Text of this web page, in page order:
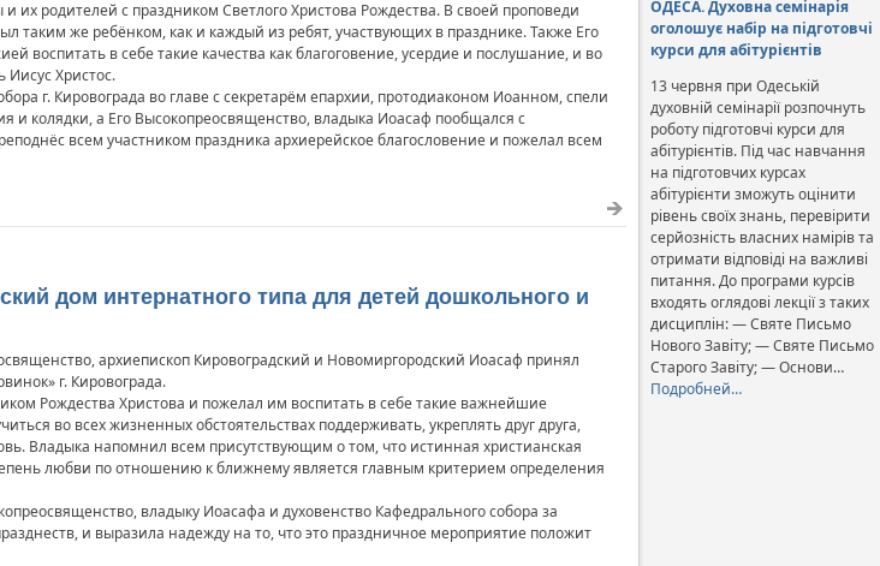
родителей с праздником Светлого Христова Рождества. В своей проповеди
таким же ребёнком, как и каждый из ребят, участвующих в празднике. Также Его
воспитать в себе такие качества как благоговение, усердие и послушание, и во
Иисус Христос.
г. Кировограда во главе с секретарём епархии, протодиаконом Иоанном, спели
и колядки, а Его Высокопреосвященство, владыка Иоасаф пообщался с
всем участником праздника архиерейское благословение и пожелал всем
дом интернатного типа для детей дошкольного и
архиепископ Кировоградский и Новомиргородский Иоасаф принял
г. Кировограда.
Рождества Христова и пожелал им воспитать в себе такие важнейшие
во всех жизненных обстоятельствах поддерживать, укреплять друг друга,
Владыка напомнил всем присутствующим о том, что истинная христианская
любви по отношению к ближнему является главным критерием определения
владыку Иоасафа и духовенство Кафедрального собора за
и выразила надежду на то, что это праздничное мероприятие положит
ОДЕСА. Духовна семінарія
оголошує набір на підготовчі
курси для абітурієнтів
13 червня при Одеській
духовній семінарії розпочнуть
роботу підготовчі курси для
абітурієнтів. Під час навчання
на підготовчих курсах
абітурієнти зможуть оцінити
рівень своїх знань, перевірити
серйозність власних намірів та
отримати відповіді на важливі
питання. До програми курсів
входять оглядові лекції з таких
дисциплін: — Святе Письмо
Нового Завіту; — Святе Письмо
Старого Завіту; — Основи…
Подробней…